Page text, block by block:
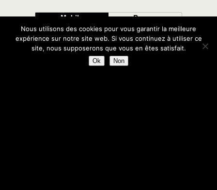
Mobile Bureau
Nous utilisons des cookies pour vous garantir la meilleure
expérience sur notre site web. Si vous continuez à utiliser ce
site, nous supposerons que vous en êtes satisfait.
Ok Non